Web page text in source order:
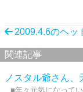
2009.4.6のヘッ
関連記事
ノスタル爺さん、
■年々元気になって